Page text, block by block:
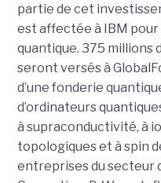
partie de cet
est affectée à IBM
quantique. 375 millions
seront versés à
d’une fonderie
d’ordinateurs
à supraconductivité, à
topologiques et à spin
entreprises du secteur